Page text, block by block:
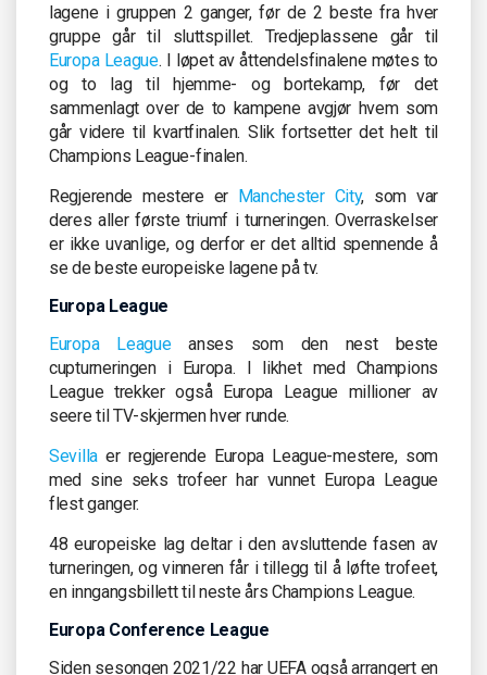
lagene i gruppen 2 ganger, før de 2 beste fra hver
gruppe går til sluttspillet. Tredjeplassene går til
Europa League. I løpet av åttendelsfinalene møtes to
og to lag til hjemme- og bortekamp, før det
sammenlagt over de to kampene avgjør hvem som
går videre til kvartfinalen. Slik fortsetter det helt til
Champions League-finalen.
Regjerende mestere er Manchester City, som var
deres aller første triumf i turneringen. Overraskelser
er ikke uvanlige, og derfor er det alltid spennende å
se de beste europeiske lagene på tv.
Europa League
Europa Leagueanses som den nest beste
cupturneringen i Europa. I likhet med Champions
League trekker også Europa League millioner av
seere til TV-skjermen hver runde.
Sevillaer regjerende Europa League-mestere, som
med sine seks trofeer har vunnet Europa League
flest ganger.
48 europeiske lag deltar i den avsluttende fasen av
turneringen, og vinneren får i tillegg til å løfte trofeet,
en inngangsbillett til neste års Champions League.
Europa Conference League
Siden sesongen 2021/22 har UEFA også arrangert en